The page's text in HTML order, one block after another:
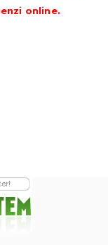
online.